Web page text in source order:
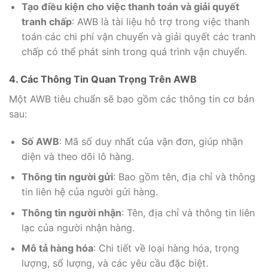
Tạo điều kiện cho việc thanh toán và giải quyết
tranh chấp: AWB là tài liệu hỗ trợ trong việc thanh
toán các chi phí vận chuyển và giải quyết các tranh
chấp có thể phát sinh trong quá trình vận chuyển.
4. Các Thông Tin Quan Trọng Trên AWB
Một AWB tiêu chuẩn sẽ bao gồm các thông tin cơ bản
sau:
Số AWB: Mã số duy nhất của vận đơn, giúp nhận
diện và theo dõi lô hàng.
Thông tin người gửi: Bao gồm tên, địa chỉ và thông
tin liên hệ của người gửi hàng.
Thông tin người nhận: Tên, địa chỉ và thông tin liên
lạc của người nhận hàng.
Mô tả hàng hóa: Chi tiết về loại hàng hóa, trọng
lượng, số lượng, và các yêu cầu đặc biệt.